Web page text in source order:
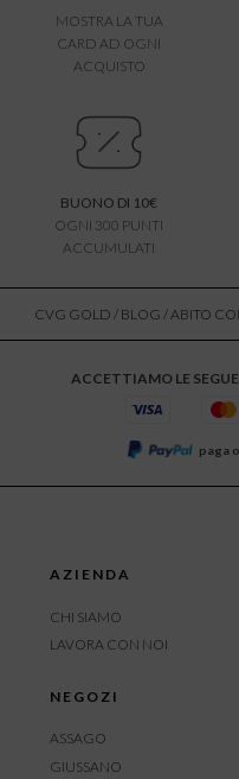
MOSTRA LA TUA
CARD AD OGNI
ACQUISTO
BUONO DI 10€
OGNI 300 PUNTI
ACCUMULATI
CVG GOLD / BLOG / ABITO
ACCETTIAMO LE
paga
AZIENDA
CHI SIAMO
LAVORA CON NOI
NEGOZI
ASSAGO
GIUSSANO